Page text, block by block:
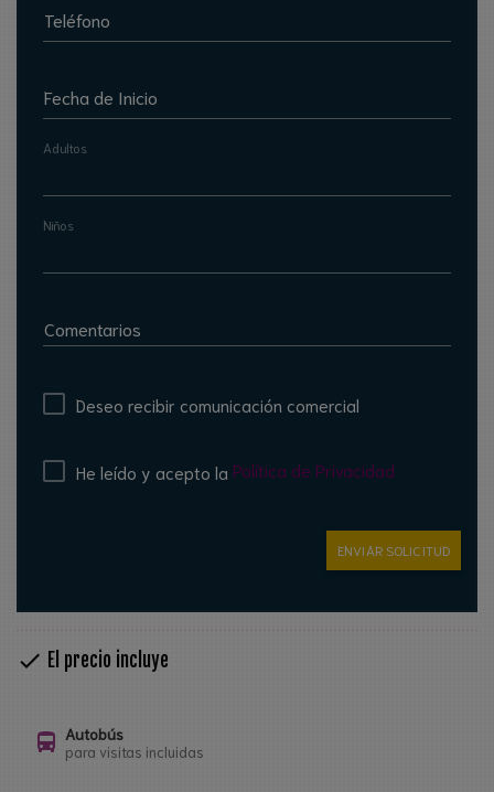
Teléfono
Fecha de Inicio
Adultos
Niños
Comentarios
Deseo recibir comunicación comercial
He leído y acepto la Política de Privacidad
ENVIAR SOLICITUD
check El precio incluye
directions_bus Autobús
para visitas incluidas